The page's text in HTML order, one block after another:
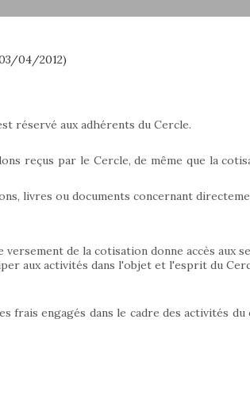
04/2012)
réservé aux adhérents du Cercle.
reçus par le Cercle, de même que la
livres ou documents concernant
de la cotisation donne accès aux
aux activités dans l'objet et l'esprit du
engagés dans le cadre des activités